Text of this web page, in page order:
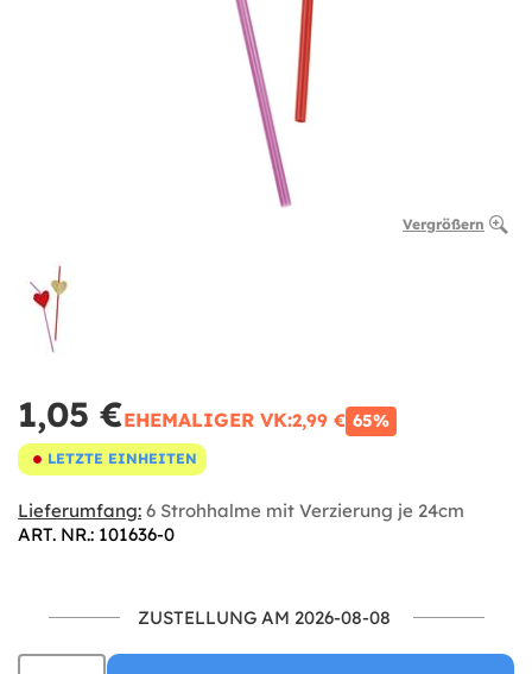
Vergrößern
1,05 €EHEMALIGER VK:2,99 € 65%
LETZTE EINHEITEN
Lieferumfang: 6 Strohhalme mit Verzierung je 24cm
ART. NR.: 101636-0
ZUSTELLUNG AM 2026-08-08